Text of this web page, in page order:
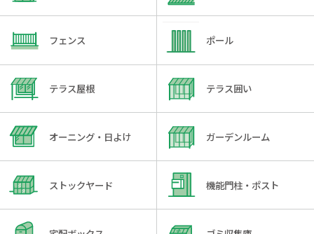
フェンス ポール
テラス屋根 テラス囲い
オーニング・日よけ ガーデンルーム
ストックヤード 機能門柱・ポスト